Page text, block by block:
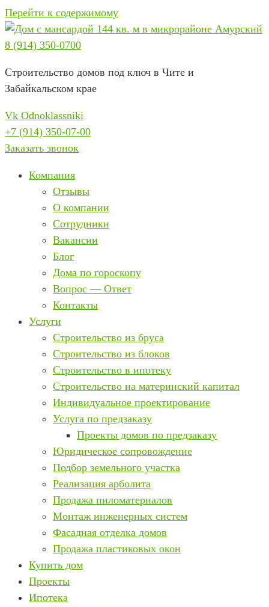
Перейти к содержимому
8 (914) 350-0700
Строительство домов под ключ в Чите и
Забайкальском крае
Vk Odnoklassniki
+7 (914) 350-07-00
Заказать звонок
Компания
Отзывы
О компании
Сотрудники
Вакансии
Блог
Дома по гороскопу
Вопрос — Ответ
Контакты
Услуги
Строительство из бруса
Строительство из блоков
Строительство в ипотеку
Строительство на материнский капитал
Индивидуальное проектирование
Услуга по предзаказу
Проекты домов по предзаказу
Юридическое сопровождение
Подбор земельного участка
Реализация арболита
Продажа пиломатериалов
Монтаж инженерных систем
Фасадная отделка домов
Продажа пластиковых окон
Купить дом
Проекты
Ипотека